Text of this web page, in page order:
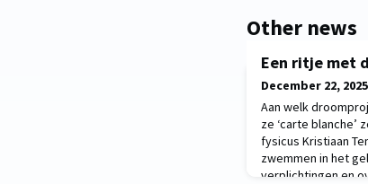
Other news
Een ritje met
December 22, 2025
Aan welk
ze ‘carte blanche’
fysicus Kristiaan
zwemmen in het
verplichtingen en